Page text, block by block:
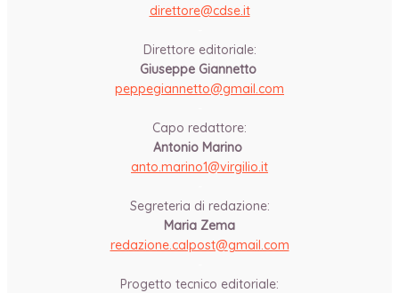
direttore@cdse.it
Direttore editoriale:
Giuseppe Giannetto
peppegiannetto@gmail.com
Capo redattore:
Antonio Marino
anto.marino1@virgilio.it
Segreteria di redazione:
Maria Zema
redazione.calpost@gmail.com
Progetto tecnico editoriale: